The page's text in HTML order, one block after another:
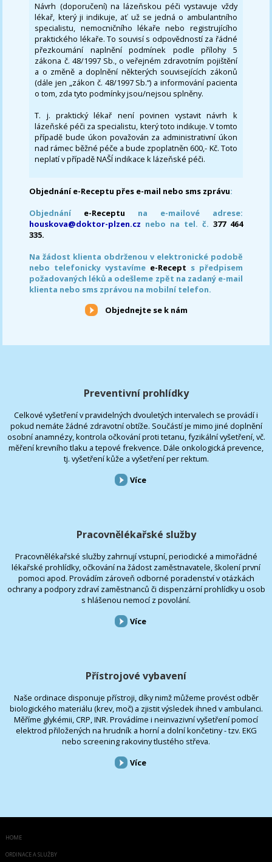
Návrh (doporučení) na lázeňskou péči vystavuje vždy
lékař, který ji indikuje, ať už se jedná o ambulantního
specialistu, nemocničního lékaře nebo registrujícího
praktického lékaře. To souvisí s odpovědností za řádné
přezkoumání naplnění podmínek podle přílohy 5
zákona č. 48/1997 Sb., o veřejném zdravotním pojištění
a o změně a doplnění některých souvisejících zákonů
(dále jen „zákon č. 48/1997 Sb.“) a informování pacienta
o tom, zda tyto podmínky jsou/nejsou splněny.
T. j. praktický lékař není povinen vystavit návrh k
lázeňské péči za specialistu, který toto indikuje. V tomto
případě bude úkon považován za administrativní úkon
nad rámec běžné péče a bude zpoplatněn 600,- Kč. Toto
neplatí v případě NAŠÍ indikace k lázeňské péči.
Objednání e-Receptu přes e-mail nebo sms zprávu:
Objednání e-Receptu na e-mailové adrese:
houskova@doktor-plzen.cz nebo na tel. č. 377 464
335.
Na žádost klienta obdrženou v elektronické podobě
nebo telefonicky vystavíme e-Recept s předpisem
požadovaných léků a odešleme zpět na zadaný e-mail
klienta nebo sms zprávou na mobilní telefon.
Objednejte se k nám
Preventivní prohlídky
Celkové vyšetření v pravidelných dvouletých intervalech se provádí i
pokud nemáte žádné zdravotní obtíže. Součástí je mimo jiné doplnění
osobní anamnézy, kontrola očkování proti tetanu, fyzikální vyšetření, vč.
měření krevního tlaku a tepové frekvence. Dále onkologická prevence,
tj. vyšetření kůže a vyšetření per rektum.
Více
Pracovnělékařské služby
Pracovnělékařské služby zahrnují vstupní, periodické a mimořádné
lékařské prohlídky, očkování na žádost zaměstnavatele, školení první
pomoci apod. Provádím zároveň odborné poradenství v otázkách
ochrany a podpory zdraví zaměstnanců či dispenzární prohlídky u osob
s hlášenou nemocí z povolání.
Více
Přístrojové vybavení
Naše ordinace disponuje přístroji, díky nimž můžeme provést odběr
biologického materiálu (krev, moč) a zjistit výsledek ihned v ambulanci.
Měříme glykémii, CRP, INR. Provádíme i neinvazivní vyšetření pomocí
elektrod přiložených na hrudník a horní a dolní končetiny - tzv. EKG
nebo screening rakoviny tlustého střeva.
Více
HOME
ORDINACE A SLUŽBY